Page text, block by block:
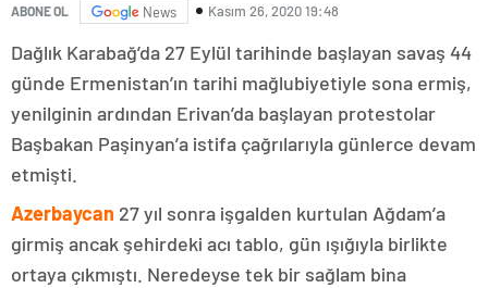
ABONE OL News Kasım 26, 2020 19:48
Dağlık Karabağ’da 27 Eylül tarihinde başlayan savaş 44
günde Ermenistan’ın tarihi mağlubiyetiyle sona ermiş,
yenilginin ardından Erivan’da başlayan protestolar
Başbakan Paşinyan’a istifa çağrılarıyla günlerce devam
etmişti.
Azerbaycan 27 yıl sonra işgalden kurtulan Ağdam’a
girmiş ancak şehirdeki acı tablo, gün ışığıyla birlikte
ortaya çıkmıştı. Neredeyse tek bir sağlam bina